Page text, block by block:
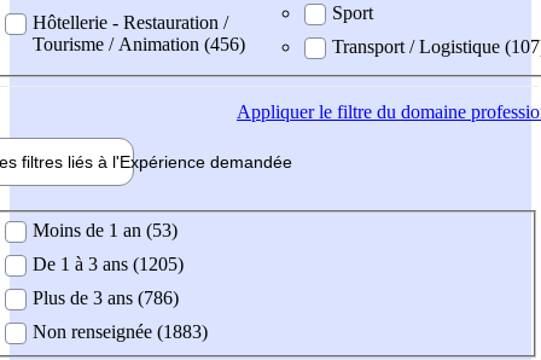
Hôtellerie - Restauration /
Tourisme / Animation (456)
Sport
Transport / Logistique
Appliquerle filtre du domaine
filtres liés à l'Expérience demandée
demandée
Moins de 1 an (53)
De 1 à 3 ans (1205)
Plus de 3 ans (786)
Non renseignée (1883)